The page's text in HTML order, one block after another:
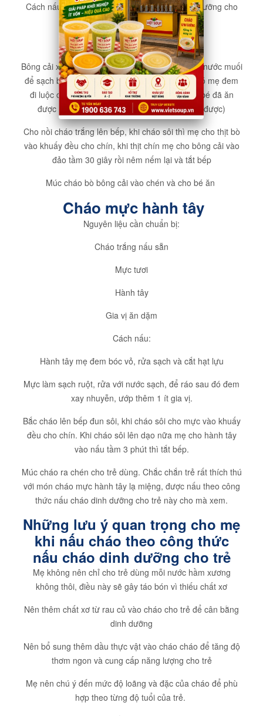
Cách nấu cháo theo công thức nấu cháo dinh dưỡng cho
trẻ:
Thịt bò ướp một ít gia vị cho bé.
Bông cải xanh mẹ cắt nhỏ sau đó đem ngâm với nước muối
để sạch bụi bẩn rồi rửa sạch lại với nước, sau đó mẹ đem
đi luộc chín rồi cho vào máy xay nhuyễn (nếu bé đã ăn
được thức ăn thô thì mẹ có thể tán nhỏ ra là được)
Cho nồi cháo trắng lên bếp, khi cháo sôi thì mẹ cho thịt bò
vào khuấy đều cho chín, khi thịt chín mẹ cho bông cải vào
đảo tầm 30 giây rồi nêm nếm lại và tắt bếp
Múc cháo bò bông cải vào chén và cho bé ăn
Cháo mực hành tây
Nguyên liệu cần chuẩn bị:
Cháo trắng nấu sẵn
Mực tươi
Hành tây
Gia vị ăn dặm
Cách nấu:
Hành tây mẹ đem bóc vỏ, rửa sạch và cắt hạt lựu
Mực làm sạch ruột, rửa với nước sạch, để ráo sau đó đem
xay nhuyễn, ướp thêm 1 ít gia vị.
Bắc cháo lên bếp đun sôi, khi cháo sôi cho mực vào khuấy
đều cho chín. Khi cháo sôi lên dạo nữa mẹ cho hành tây
vào nấu tầm 3 phút thì tắt bếp.
Múc cháo ra chén cho trẻ dùng. Chắc chắn trẻ rất thích thú
với món cháo mực hành tây lạ miệng, được nấu theo công
thức nấu cháo dinh dưỡng cho trẻ này cho mà xem.
Những lưu ý quan trọng cho mẹ
khi nấu cháo theo công thức
nấu cháo dinh dưỡng cho trẻ
Mẹ không nên chỉ cho trẻ dùng mỗi nước hầm xương
không thôi, điều này sẽ gây táo bón vì thiếu chất xơ
Nên thêm chất xơ từ rau củ vào cháo cho trẻ để cân bằng
dinh dưỡng
Nên bổ sung thêm dầu thực vật vào cháo cháo để tăng độ
thơm ngon và cung cấp năng lượng cho trẻ
Mẹ nên chú ý đến mức độ loãng và đặc của cháo để phù
hợp theo từng độ tuổi của trẻ.